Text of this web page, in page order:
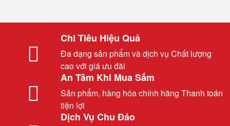
Chi Tiêu Hiệu Quả
Đa dạng sản phẩm và dịch vụ Chất lượng
cao với giá ưu đãi
An Tâm Khi Mua Sắm
Sản phẩm, hàng hóa chính hãng Thanh toán
tiện lợi
Dịch Vụ Chu Đáo